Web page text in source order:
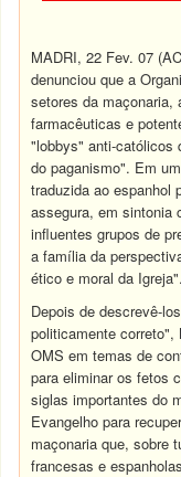
MADRI, 22 Fev. 07 (
denunciou que a
setores da maçonaria,
farmacêuticas e
"lobbys" anti-católicos
do paganismo". Em
traduzida ao espanhol
assegura, em sintonia
influentes grupos de
afamília da
ético e moral da Igreja".
Depois de descrevê-
politicamente
OMS em temas de
para eliminar os fetos
siglas importantes do
Evangelho para
maçonaria que, sobre
francesas e